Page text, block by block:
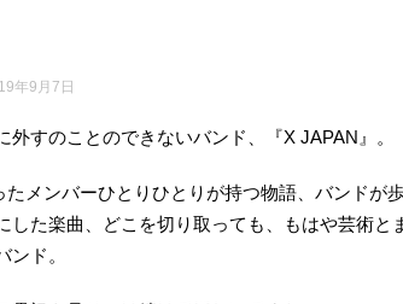
年9月7日
外すのことのできないバンド、『X JAPAN』。
メンバーひとりひとりが持つ物語、バンドが
した楽曲、どこを切り取っても、もはや芸術と
ド。